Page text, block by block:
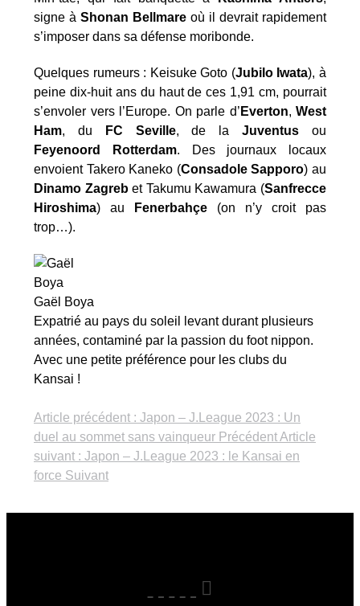
signe à Shonan Bellmare où il devrait rapidement
s’imposer dans sa défense moribonde.
Quelques rumeurs : Keisuke Goto (Jubilo Iwata), à
peine dix-huit ans du haut de ces 1,91 cm, pourrait
s’envoler vers l’Europe. On parle d’ Everton, West
Ham, du FC Seville, de laJuventus ou
Feyenoord Rotterdam. Des journaux locaux
envoient Takero Kaneko (Consadole Sapporo) au
Dinamo Zagrebet Takumu Kawamura (Sanfrecce
Hiroshima) au Fenerbahçe (on n’y croit pas
trop…).
Gaël Boya
Expatrié au pays du soleil levant durant plusieurs
années, contaminé par la passion du foot nippon.
Avec une petite préférence pour les clubs du
Kansai !
Article précédent : Japon – J.League 2023 : Un
duel au sommet sans vainqueur PrécédentArticle
suivant : Japon – J.League 2023 : le Kansai en
force Suivant